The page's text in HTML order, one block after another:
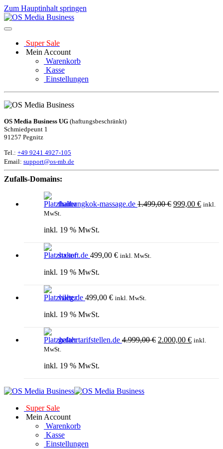
Zum Hauptinhalt springen
Super Sale
Mein Account
Warenkorb
Kasse
Einstellungen
OS Media Business UG (haftungsbeschränkt)
Schmiedpeunt 1
91257 Pegnitz
Tel.: +49 9241 4927-105
Email: support@os-mb.de
Zufalls-Domains:
thaibangkok-massage.de 1.499,00€ Preis
999,00 €Preis
inkl.
MwSt.
inkl. 19 % MwSt.
stxsoft.de 499,00 € inkl. MwSt.
inkl. 19 % MwSt.
vileg.de 499,00 € inkl. MwSt.
inkl. 19 % MwSt.
gefahrtarifstellen.de 4.999,00€ Preis
2.000,00 €Preis
inkl.
MwSt.
inkl. 19 % MwSt.
Super Sale
Mein Account
Warenkorb
Kasse
Einstellungen